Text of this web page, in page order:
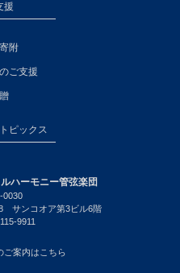
援
附
ご支援
ピックス
ハーモニー管弦楽団
0030
サンコオア第3ビル6階
9911
ご案内はこちら